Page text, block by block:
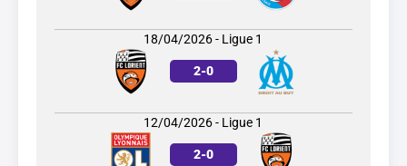
18/04/2026 - Ligue 1
2-0
12/04/2026 - Ligue 1
2-0